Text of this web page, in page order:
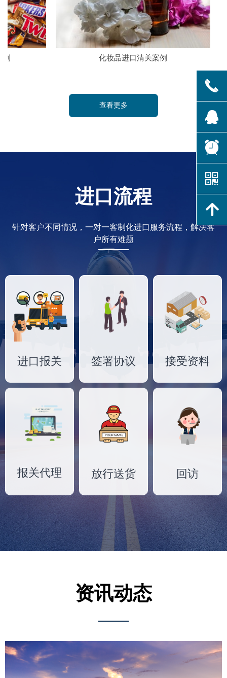
化妆品进口清关案例
查看更多
进口流程
针对客户不同情况，一对一客制化进口服务流程，解决客
户所有难题
进口报关 签署协议 接受资料
报关代理 放行送货 回访
资讯动态
끅
뀩
뀥
낃
녕